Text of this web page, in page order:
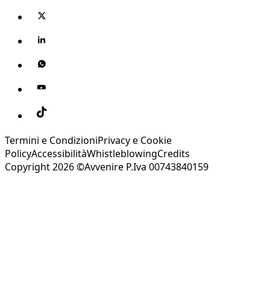
Termini e CondizioniPrivacy e Cookie
PolicyAccessibilitàWhistleblowingCredits
Copyright 2026 ©Avvenire P.Iva 00743840159